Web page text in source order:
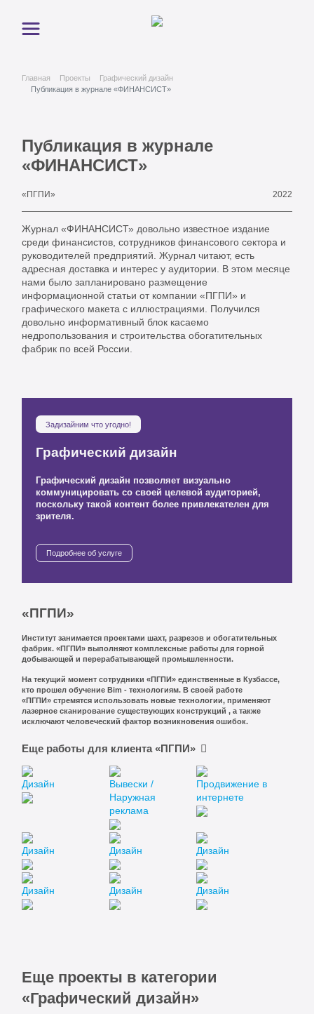
Главная Проекты
Графический дизайн
Публикация в журнале «ФИНАНСИСТ»
Публикация в журнале
«ФИНАНСИСТ»
«ПГПИ» 2022
Журнал «ФИНАНСИСТ» довольно известное издание
среди финансистов, сотрудников финансового сектора и
руководителей предприятий. Журнал читают, есть
адресная доставка и интерес у аудитории. В этом месяце
нами было запланировано размещение
информационной статьи от компании «ПГПИ» и
графического макета с иллюстрациями. Получился
довольно информативный блок касаемо
недропользования и строительства обогатительных
фабрик по всей России.
Задизайним что угодно!
Графический дизайн
Графический дизайн позволяет визуально
коммуницировать со своей целевой аудиторией,
поскольку такой контент более привлекателен для
зрителя.
Подробнее об услуге
«ПГПИ»
Институт занимается проектами шахт, разрезов и обогатительных
фабрик. «ПГПИ» выполняют комплексные работы для горной
добывающей и перерабатывающей промышленности.
На текущий момент сотрудники «ПГПИ» единственные в Кузбассе,
кто прошел обучение Bim - технологиям. В своей работе
«ПГПИ» стремятся использовать новые технологии, применяют
лазерное сканирование существующих конструкций , а также
исключают человеческий фактор возникновения ошибок.
Еще работы для клиента «ПГПИ»
Дизайн
Вывески /
Наружная
реклама
Продвижение в
интернете
Дизайн Дизайн Дизайн
Дизайн Дизайн Дизайн
Еще проекты в категории
«Графический дизайн»